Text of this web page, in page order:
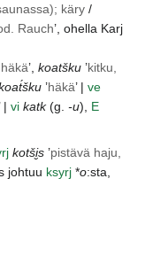
käry /
Rauch’, ohella Karj
’, koatšku ’kitku,
’häkä’ | ve
’ | vi katk(g. -u), E
kotši̮s ’pistävä haju,
johtuu ksyrj *o:sta,